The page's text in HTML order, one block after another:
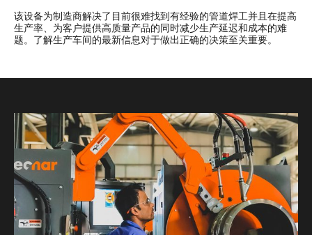
该设备为制造商解决了目前很难找到有经验的管道焊工并且在提高
生产率、为客户提供高质量产品的同时减少生产延迟和成本的难
题。了解生产车间的最新信息对于做出正确的决策至关重要。